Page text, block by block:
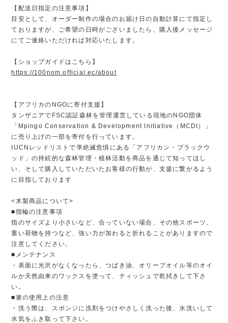
【配送日指定の注意事項】
目安として、オーダー制作の場合のお届け日の自動計算にて指定し
ておりますが、ご希望の日時がございましたら、購入後メッセージ
にてご連絡いただければ対応いたします。
【ショップガイドはこちら】
https://100nom.official.ec/about
【アフリカのNGOに寄付支援】
タンザニアでFSC認証森林を管理運営している現地のNGO団体
「Mpingo Conservation & Development Initiative（MCDI）」
に売り上げの一部を寄付を行っています。
IUCNレッドリストで準絶滅危惧にある「アフリカン・ブラックウ
ッド」の持続的な森林管理・植林活動を商品を通じて知ってほし
い、そして購入していただいたお客様の行動が、支援に繋がるよう
に目指しております
<木製商品について>
■指輪の注意事項
指のサイズより小さいなど、合っていない場合、その他スポーツ、
重い荷物を持つなど、強い力が加わると折れることがありますので
注意してください。
■メンテナンス
・表面に光沢がなくなったら、つばき油、オリーブオイル等のオイ
ルか天然由来のワックスを塗って、ティッシュで乾拭きして下さ
い。
■箸の使用上の注意
・洗う際は、スポンジに洗剤をつけやさしく洗った後、水洗いして
水気をふき取って下さい。